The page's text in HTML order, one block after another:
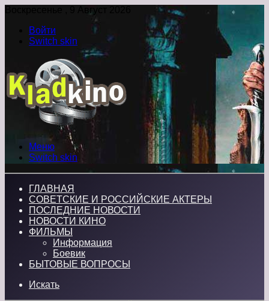
Воскресенье , 9 Август 2026
Войти
Switch skin
Меню
Switch skin
ГЛАВНАЯ
СОВЕТСКИЕ И РОССИЙСКИЕ АКТЕРЫ
ПОСЛЕДНИЕ НОВОСТИ
НОВОСТИ КИНО
ФИЛЬМЫ
Информация
Боевик
БЫТОВЫЕ ВОПРОСЫ
Искать